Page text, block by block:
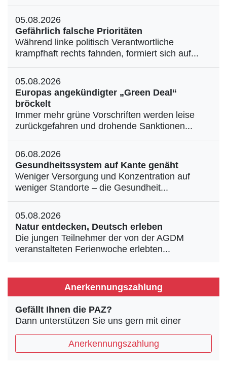
05.08.2026
Gefährlich falsche Prioritäten
Während linke politisch Verantwortliche
krampfhaft rechts fahnden, formiert sich auf...
05.08.2026
Europas angekündigter „Green Deal“
bröckelt
Immer mehr grüne Vorschriften werden leise
zurückgefahren und drohende Sanktionen...
06.08.2026
Gesundheitssystem auf Kante genäht
Weniger Versorgung und Konzentration auf
weniger Standorte – die Gesundheit...
05.08.2026
Natur entdecken, Deutsch erleben
Die jungen Teilnehmer der von der AGDM
veranstalteten Ferienwoche erlebten...
Anerkennungszahlung
Gefällt Ihnen die PAZ?
Dann unterstützen Sie uns gern mit einer
Anerkennungszahlung